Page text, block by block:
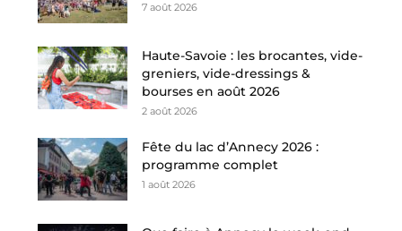
7 août 2026
Haute-Savoie : les brocantes, vide-
greniers, vide-dressings &
bourses en août 2026
2 août 2026
Fête du lac d’Annecy 2026 :
programme complet
1 août 2026